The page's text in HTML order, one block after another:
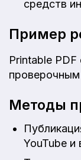
средств
Пример
Printable
Методы
YouTube и